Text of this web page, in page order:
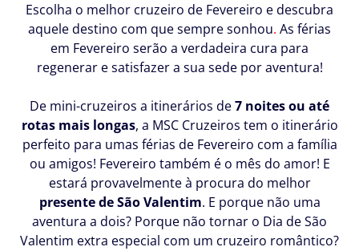
Escolha o melhor cruzeiro de Fevereiro e descubra
aquele destino com que sempre sonhou. As férias
em Fevereiro serão a verdadeira cura para
regenerar e satisfazer a sua sede por aventura!
De mini-cruzeiros a itinerários de7 noites ou até
rotas mais longas, a MSC Cruzeiros tem o itinerário
perfeito para umas férias de Fevereiro com a família
ou amigos! Fevereiro também é o mês do amor! E
estará provavelmente à procura do melhor
presente de São Valentim. E porque não uma
aventura a dois? Porque não tornar o Dia de São
Valentim extra especial com um cruzeiro romântico?